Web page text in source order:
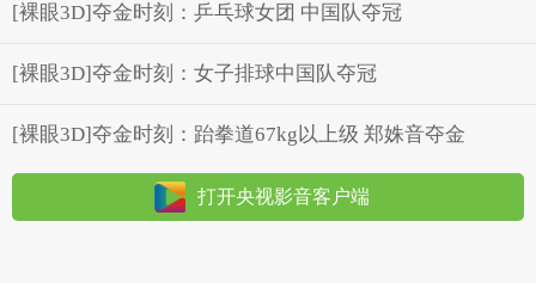
[裸眼3D]夺金时刻：乒乓球女团 中国队夺冠
[裸眼3D]夺金时刻：女子排球中国队夺冠
[裸眼3D]夺金时刻：跆拳道67kg以上级 郑姝音夺金
打开央视影音客户端